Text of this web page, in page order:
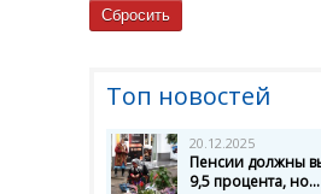
Топ новостей
20.12.2025
Пенсии должны
9,5 процента, но...